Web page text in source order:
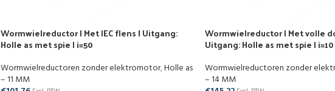
Wormwielreductor | Met IEC flens | Uitgang:
Holle as met spie | i=50
Wormwielreductoren zonder elektromotor,Holle as
– 11 MM
Wormwielreductor | Met volle
Uitgang: Holle as met spie | i=10
Wormwielreductoren zonder
– 14 MM